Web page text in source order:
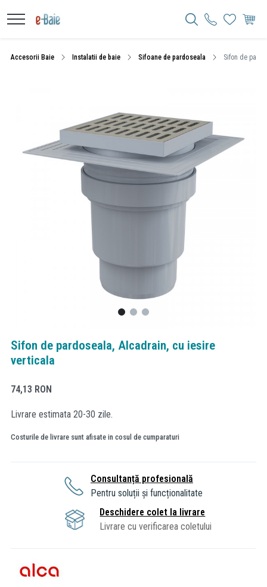
Accesorii Baie Instalatii de baie Sifoane de pardoseala Sifon de
Sifon de pardoseala, Alcadrain, cu iesire
verticala
74,13 RON
Livrare estimata 20-30 zile.
Costurile de livrare sunt afisate in cosul de cumparaturi
Consultanță profesională
Pentru soluții și funcționalitate
Deschidere colet la livrare
Livrare cu verificarea coletului